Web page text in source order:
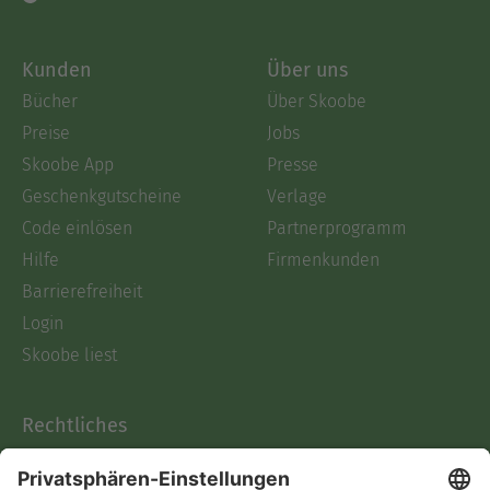
Kunden
Bücher
Preise
Skoobe App
Geschenkgutscheine
Code einlösen
Hilfe
Barrierefreiheit
Login
Skoobe liest
Über uns
Über Skoobe
Jobs
Presse
Verlage
Partnerprogramm
Firmenkunden
Rechtliches